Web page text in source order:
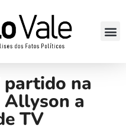
partido na
Allyson a
TV